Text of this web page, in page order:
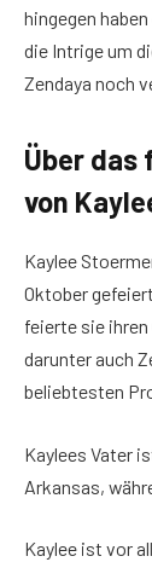
hingegen
die Intrige um
Zendaya noch
Über das
von
Kaylee
Oktober
feierte sie
darunter auch
beliebtesten
Kaylees Vater
Arkansas,
Kaylee ist vor